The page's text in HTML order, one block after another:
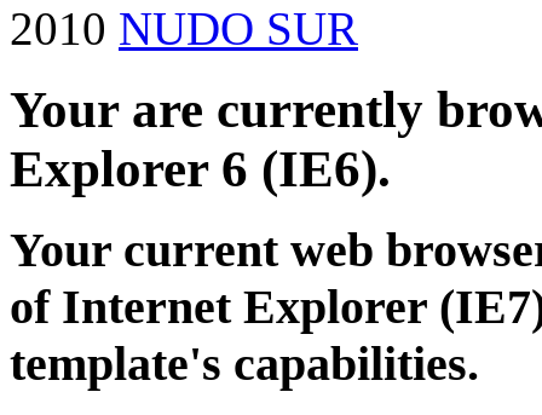
2010 NUDO SUR
Your are currently
Explorer 6 (IE6).
Your current web
of Internet Explorer
template's capabilities.